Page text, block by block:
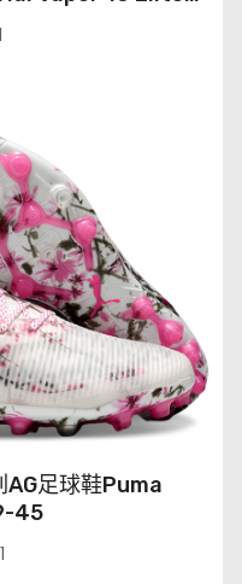
AG足球鞋Puma
45